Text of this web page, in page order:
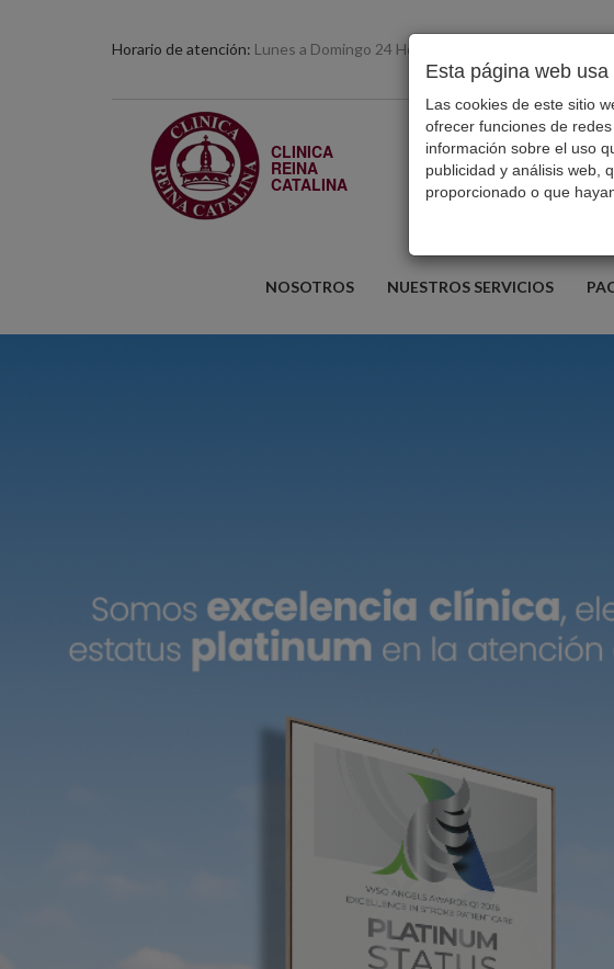
Esta página web usa
Las cookies de este sitio
ofrecer funciones de
información sobre el uso
publicidad y análisis web,
proporcionado o que
Horario de atención: Lunes a Domingo 24 Horas
CLINICA
REINA
CATALINA
NOSOTROS NUESTROS SERVICIOS